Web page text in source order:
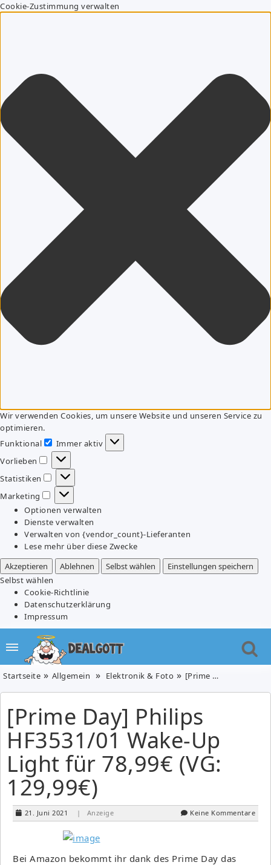
Cookie-Zustimmung verwalten
Wir verwenden Cookies, um unsere Website und unseren Service zu
optimieren.
Funktional
Funktional
Immer aktiv
Vorlieben
Vorlieben
Statistiken
Statistiken
Marketing
Marketing
Optionen verwalten
Dienste verwalten
Verwalten von {vendor_count}-Lieferanten
Lese mehr über diese Zwecke
Akzeptieren
Ablehnen Selbst wählen
Einstellungen speichern
Selbst wählen
Cookie-Richtlinie
Datenschutzerklärung
Impressum
Startseite Allgemein Elektronik & Foto [Prime Day] Philips HF3531/01 Wake-Up Light für 78,99€ (VG: 129,99€)
[Prime Day] Philips
HF3531/01 Wake-Up
Light für 78,99€ (VG:
129,99€)
21. Juni 2021 | Anzeige Keine Kommentare
Bei Amazon bekommt ihr dank des Prime Day das